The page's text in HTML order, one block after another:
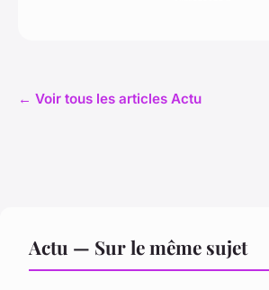
← Voir tous les articles Actu
Actu — Sur le même sujet